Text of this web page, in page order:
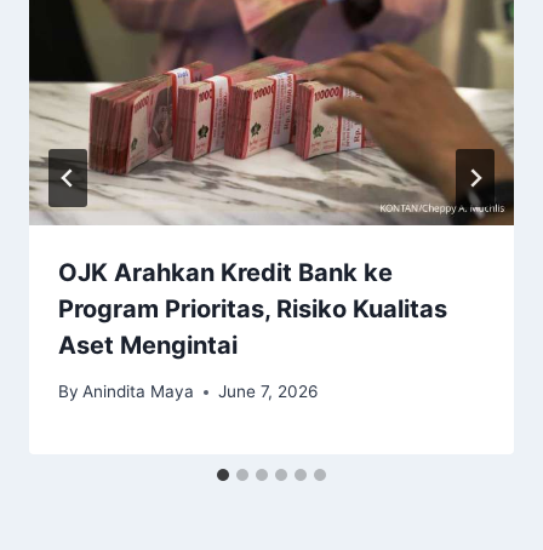
OJK Arahkan Kredit Bank ke
Program Prioritas, Risiko Kualitas
Aset Mengintai
By Anindita Maya June 7, 2026